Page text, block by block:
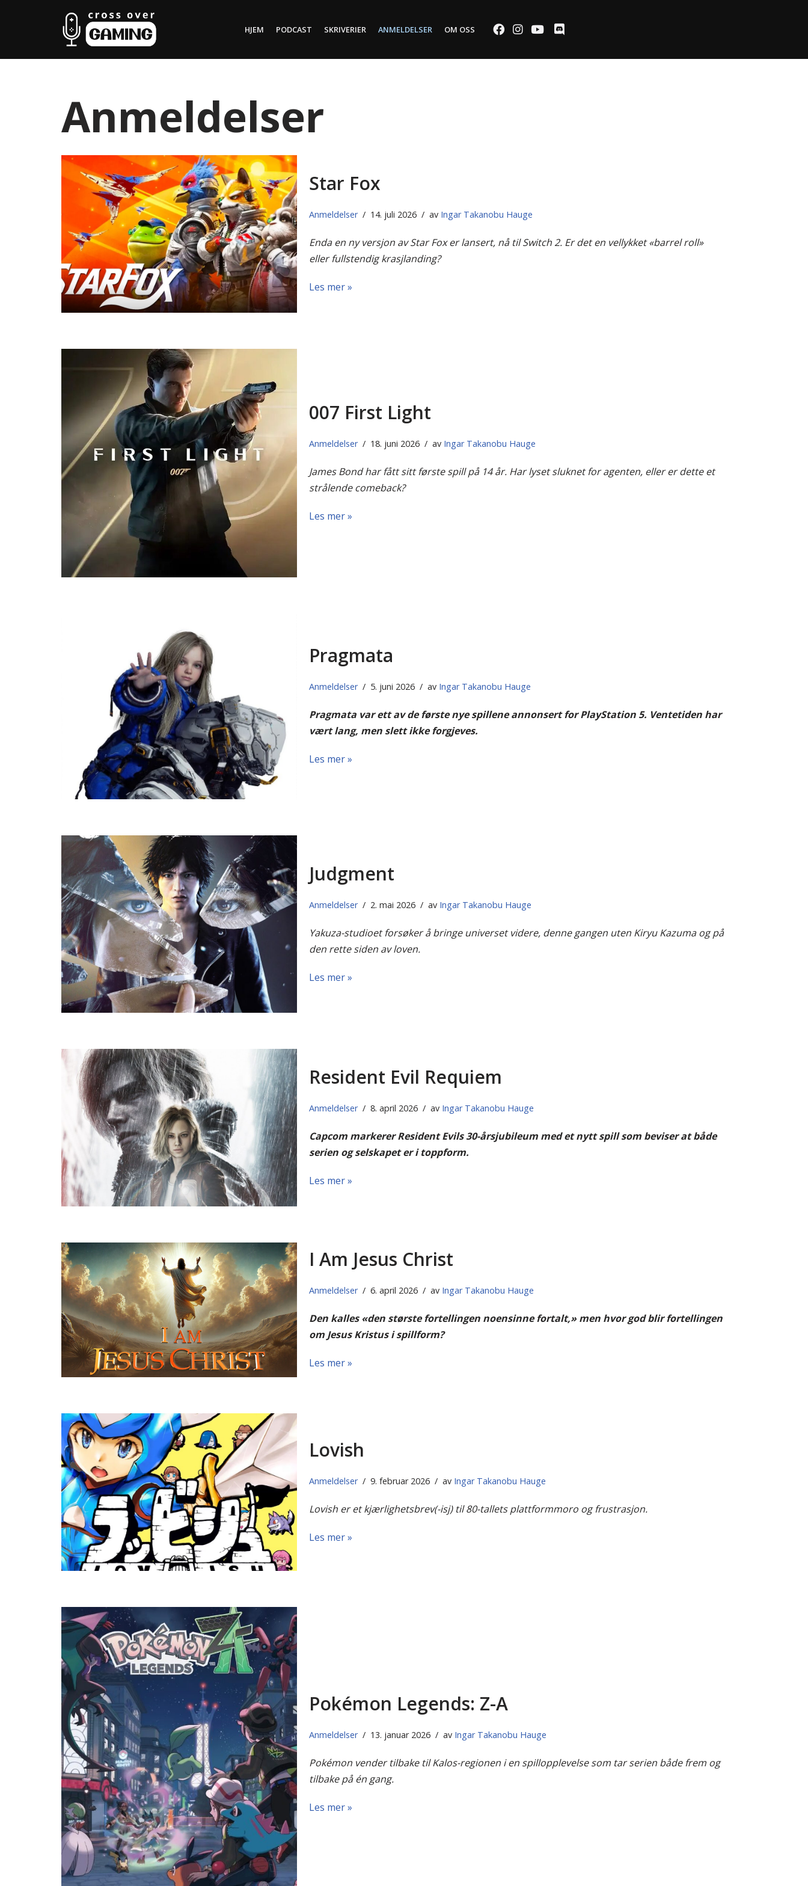
HJEM PODCAST SKRIVERIER ANMELDELSER OM OSS
Anmeldelser
Star Fox
Anmeldelser 14. juli 2026 av Ingar Takanobu Hauge
Enda en ny versjon av Star Fox er lansert, nå til Switch 2. Er det en vellykket «barrel roll»
eller fullstendig krasjlanding?
Les mer »
007 First Light
Anmeldelser 18. juni 2026 av Ingar Takanobu Hauge
James Bond har fått sitt første spill på 14 år. Har lyset sluknet for agenten, eller er dette et
strålende comeback?
Les mer »
Pragmata
Anmeldelser 5. juni 2026 av Ingar Takanobu Hauge
Pragmata var ett av de første nye spillene annonsert for PlayStation 5. Ventetiden har
vært lang, men slett ikke forgjeves.
Les mer »
Judgment
Anmeldelser 2. mai 2026 av Ingar Takanobu Hauge
Yakuza-studioet forsøker å bringe universet videre, denne gangen uten Kiryu Kazuma og på
den rette siden av loven.
Les mer »
Resident Evil Requiem
Anmeldelser 8. april 2026 av Ingar Takanobu Hauge
Capcom markerer Resident Evils 30-årsjubileum med et nytt spill som beviser at både
serien og selskapet er i toppform.
Les mer »
I Am Jesus Christ
Anmeldelser 6. april 2026 av Ingar Takanobu Hauge
Den kalles «den største fortellingen noensinne fortalt,» men hvor god blir fortellingen
om Jesus Kristus i spillform?
Les mer »
Lovish
Anmeldelser 9. februar 2026 av Ingar Takanobu Hauge
Lovish er et kjærlighetsbrev(-isj) til 80-tallets plattformmoro og frustrasjon.
Les mer »
Pokémon Legends: Z-A
Anmeldelser 13. januar 2026 av Ingar Takanobu Hauge
Pokémon vender tilbake til Kalos-regionen i en spillopplevelse som tar serien både frem og
tilbake på én gang.
Les mer »